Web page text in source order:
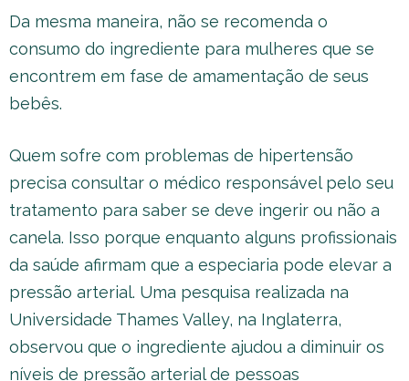
Da mesma maneira, não se recomenda o
consumo do ingrediente para mulheres que se
encontrem em fase de amamentação de seus
bebês.
Quem sofre com problemas de hipertensão
precisa consultar o médico responsável pelo seu
tratamento para saber se deve ingerir ou não a
canela. Isso porque enquanto alguns profissionais
da saúde afirmam que a especiaria pode elevar a
pressão arterial. Uma pesquisa realizada na
Universidade Thames Valley, na Inglaterra,
observou que o ingrediente ajudou a diminuir os
níveis de pressão arterial de pessoas